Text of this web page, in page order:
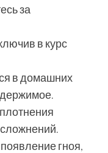
за
в курс
в домашних
гноя,